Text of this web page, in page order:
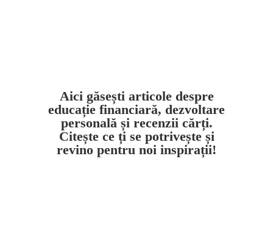
Aici găsești articole despre
educație financiară, dezvoltare
personală și recenzii cărți.
Citește ce ți se potrivește și
revino pentru noi inspirații!